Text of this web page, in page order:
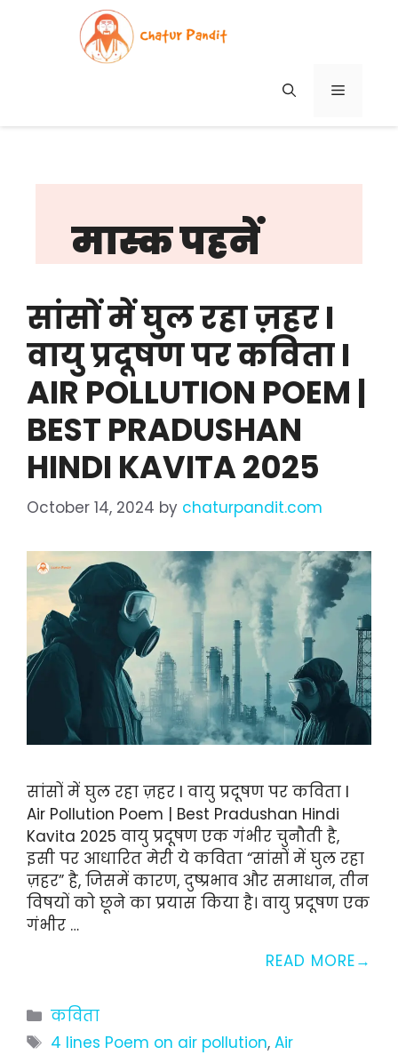
MENU
मास्क पहनें
सांसों में घुल रहा ज़हर I
वायु प्रदूषण पर कविता I
AIR POLLUTION POEM |
BEST PRADUSHAN
HINDI KAVITA 2025
October 14, 2024 by chaturpandit.com
सांसों में घुल रहा ज़हर I वायु प्रदूषण पर कविता I
Air Pollution Poem | Best Pradushan Hindi
Kavita 2025 वायु प्रदूषण एक गंभीर चुनौती है,
इसी पर आधारित मेरी ये कविता “सांसों में घुल रहा
ज़हर” है, जिसमें कारण, दुष्प्रभाव और समाधान, तीन
विषयों को छूने का प्रयास किया है। वायु प्रदूषण एक
गंभीर …
READ MORE
Categories
कविता
Tags
4 lines Poem on air pollution,Air